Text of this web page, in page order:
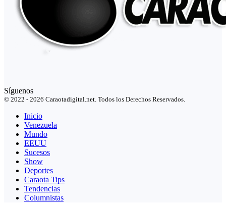
Síguenos
© 2022 - 2026 Caraotadigital.net. Todos los Derechos Reservados.
Inicio
Venezuela
Mundo
EEUU
Sucesos
Show
Deportes
Caraota Tips
Tendencias
Columnistas